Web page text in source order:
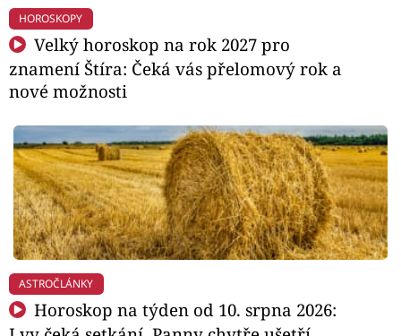
HOROSKOPY
Velký horoskop na rok 2027 pro
znamení Štíra: Čeká vás přelomový rok a
nové možnosti
ASTROČLÁNKY
Horoskop na týden od 10. srpna 2026: